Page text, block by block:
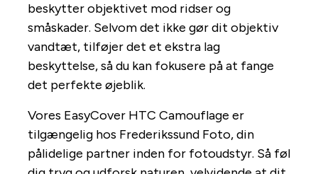
beskytter objektivet mod ridser og
småskader. Selvom det ikke gør dit objektiv
vandtæt, tilføjer det et ekstra lag
beskyttelse, så du kan fokusere på at fange
det perfekte øjeblik.
Vores EasyCover HTC Camouflage er
tilgængelig hos Frederikssund Foto, din
pålidelige partner inden for fotoudstyr. Så føl